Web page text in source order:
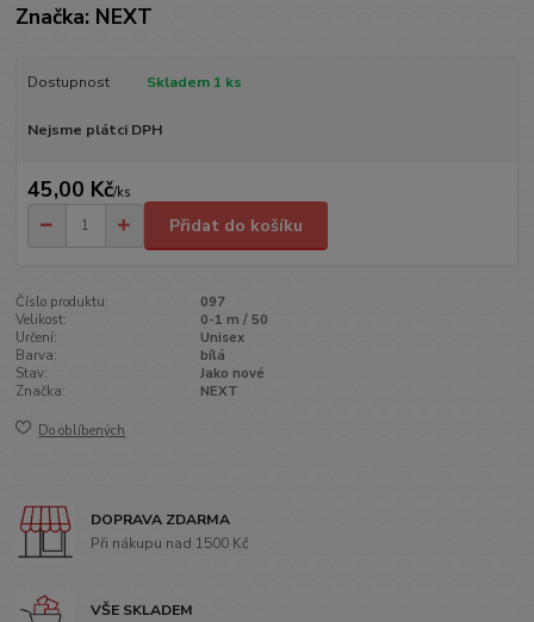
Značka: NEXT
Dostupnost Skladem 1 ks
Nejsme plátci DPH
45,00 Kč/ks
Přidat do košíku
Číslo produktu:
097
Velikost:
0-1 m / 50
Určení:
Unisex
Barva:
bílá
Stav:
Jako nové
Značka:
NEXT
Do oblíbených
DOPRAVA ZDARMA
Při nákupu nad 1500 Kč
VŠE SKLADEM